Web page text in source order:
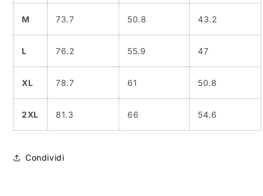
M 73.7 50.8 43.2
L 76.2 55.9 47
XL 78.7 61 50.8
2XL 81.3 66 54.6
Condividi